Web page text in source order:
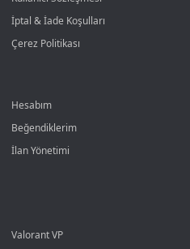
İptal & İade Koşulları
Çerez Politikası
Hesabım
Beğendiklerim
İlan Yönetimi
Valorant VP